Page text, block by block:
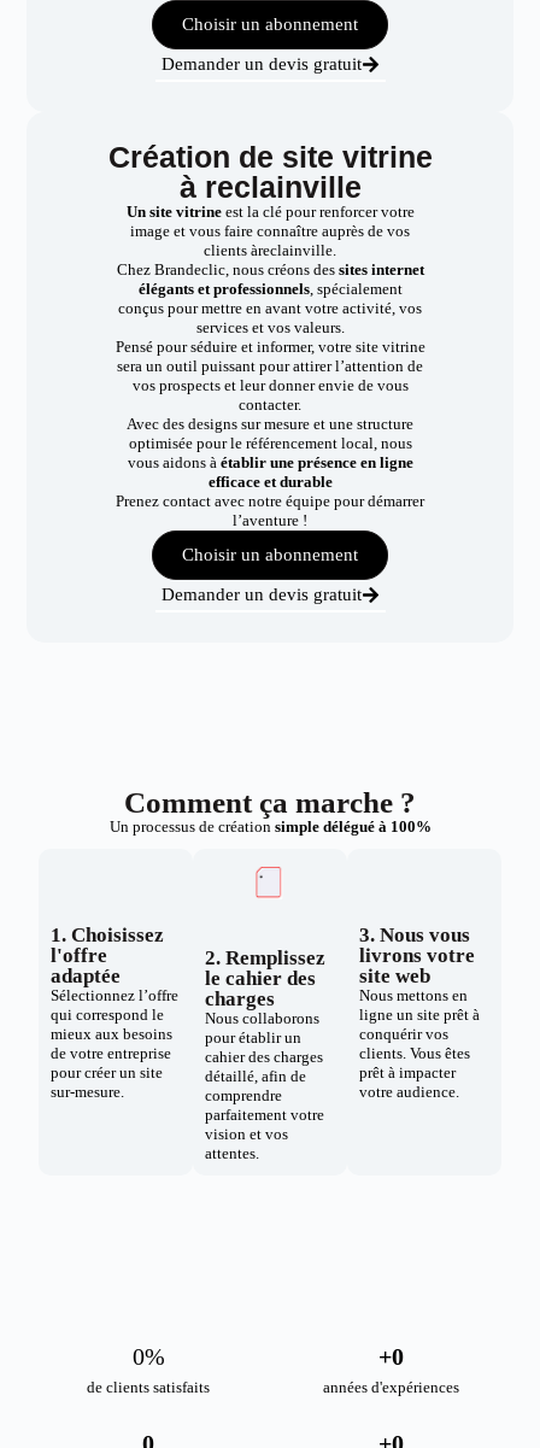
Choisir un abonnement
Demander un devis gratuit
Création de site vitrine
à reclainville
Un site vitrineest la clé pour renforcer votre
image et vous faire connaître auprès de vos
clients àreclainville.
Chez Brandeclic, nous créons dessites internet
élégants et professionnels, spécialement
conçus pour mettre en avant votre activité, vos
services et vos valeurs.
Pensé pour séduire et informer, votre site vitrine
sera un outil puissant pour attirer l’attention de
vos prospects et leur donner envie de vous
contacter.
Avec des designs sur mesure et une structure
optimisée pour le référencement local, nous
vous aidons à établir une présence en ligne
efficace et durable
Prenez contact avec notre équipe pour démarrer
l’aventure !
Choisir un abonnement
Demander un devis gratuit
Comment ça marche ?
Un processus de création simple délégué à 100%
1. Choisissez
l'offre
adaptée
Sélectionnez l’offre
qui correspond le
mieux aux besoins
de votre entreprise
pour créer un site
sur-mesure.
2. Remplissez
le cahier des
charges
Nous collaborons
pour établir un
cahier des charges
détaillé, afin de
comprendre
parfaitement votre
vision et vos
attentes.
3. Nous vous
livrons votre
site web
Nous mettons en
ligne un site prêt à
conquérir vos
clients. Vous êtes
prêt à impacter
votre audience.
de clients satisfaits
0%
années d'expériences
+0